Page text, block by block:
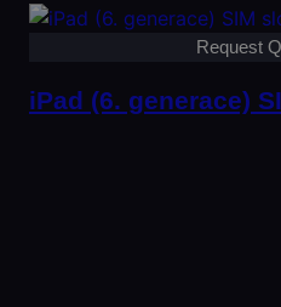
Request
iPad (6. generace)